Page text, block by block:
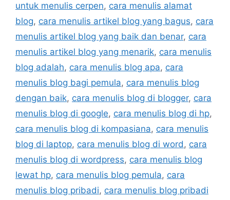
untuk menulis cerpen, cara menulis alamat
blog, cara menulis artikel blog yang bagus, cara
menulis artikel blog yang baik dan benar, cara
menulis artikel blog yang menarik, cara menulis
blog adalah, cara menulis blog apa, cara
menulis blog bagi pemula, cara menulis blog
dengan baik, cara menulis blog di blogger, cara
menulis blog di google, cara menulis blog di hp,
cara menulis blog di kompasiana, cara menulis
blog di laptop, cara menulis blog di word, cara
menulis blog di wordpress, cara menulis blog
lewat hp, cara menulis blog pemula, cara
menulis blog pribadi, cara menulis blog pribadi